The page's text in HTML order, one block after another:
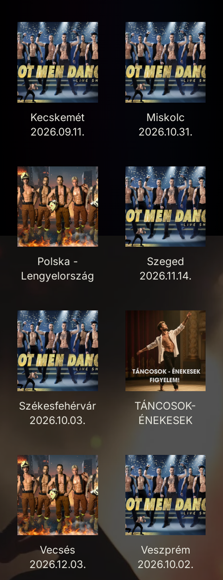
Kecskemét
2026.09.11.
Miskolc
2026.10.31.
Polska -
Lengyelország
Szeged
2026.11.14.
Székesfehérvár
2026.10.03.
TÁNCOSOK-
ÉNEKESEK
Vecsés
2026.12.03.
Veszprém
2026.10.02.